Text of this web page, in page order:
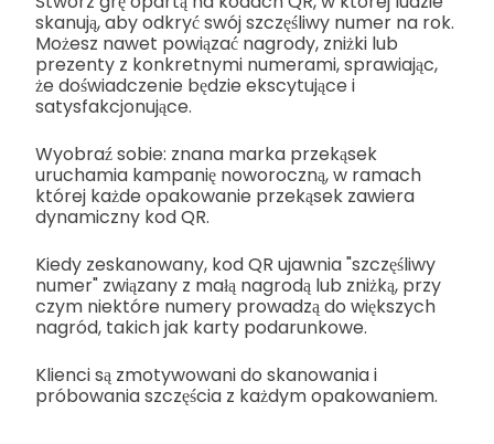
skanują, aby odkryć swój szczęśliwy numer na rok.
Możesz nawet powiązać nagrody, zniżki lub
prezenty z konkretnymi numerami, sprawiając,
że doświadczenie będzie ekscytujące i
satysfakcjonujące.
Wyobraź sobie: znana marka przekąsek
uruchamia kampanię noworoczną, w ramach
której każde opakowanie przekąsek zawiera
dynamiczny kod QR.
Kiedy zeskanowany, kod QR ujawnia "szczęśliwy
numer" związany z małą nagrodą lub zniżką, przy
czym niektóre numery prowadzą do większych
nagród, takich jak karty podarunkowe.
Klienci są zmotywowani do skanowania i
próbowania szczęścia z każdym opakowaniem.